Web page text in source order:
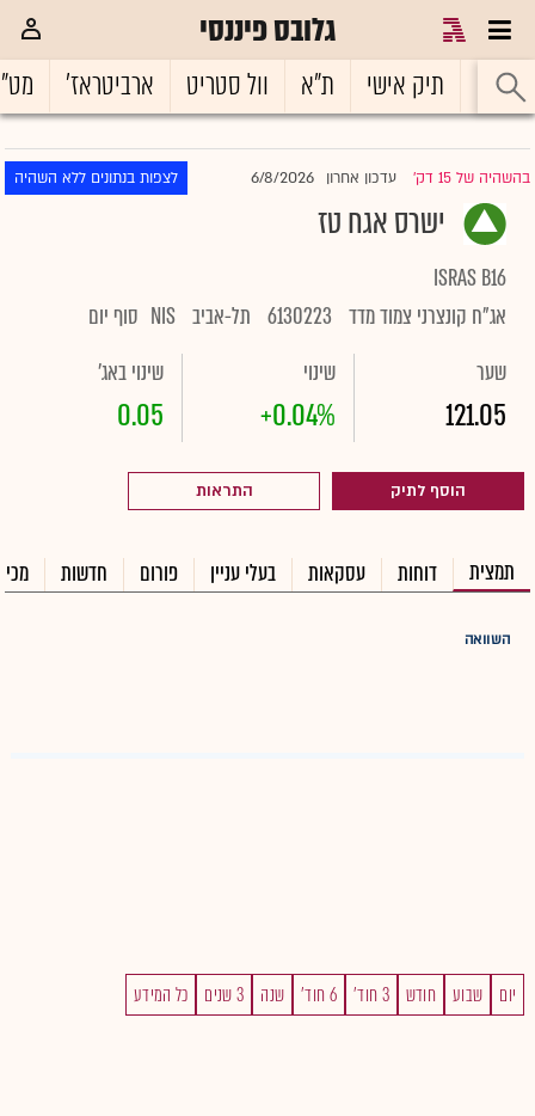
גלובס פיננסי
ראשי תיק אישי ת"א וול סטריט ארביטראז'
בהשהיה של 15 דק' |עדכון אחרון 6/8/2026 לצפות בנתונים ללא השהיה
ישרס אגח טז
ISRAS B16
אג"ח קונצרני צמוד מדד 6130223 תל-אביב NIS סוף יום
שער
121.05
שינוי
+0.04%
שינוי באג'
0.05
הוסף לתיק התראות
תמצית דוחות עסקאות בעלי עניין פורום חדשות
השוואה
יום שבוע חודש 3 חוד' 6 חוד' שנה 3 שנים כל המידע